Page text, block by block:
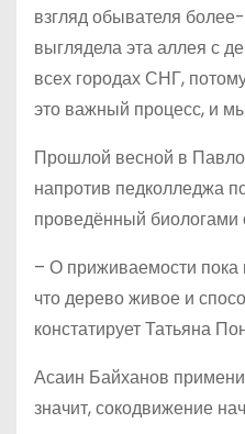
взгляд обывателя
выглядела эта аллея с
всех городах СНГ,
это важный процесс, и
Прошлой весной в
напротив педколледжа
проведённый биологами
– О приживаемости пока
что дерево живое и
констатирует Татьяна
Асаин Байханов
значит, сокодвижение